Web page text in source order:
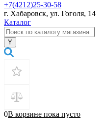
+7(4212)25-30-58
г. Хабаровск, ул. Гоголя, 14
Каталог
0В корзине пока пусто